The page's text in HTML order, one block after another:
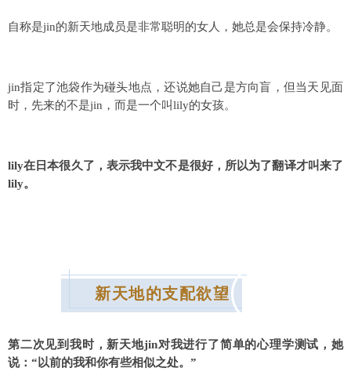
自称是jin的新天地成员是非常聪明的女人，她总是会保持冷静。
jin指定了池袋作为碰头地点，还说她自己是方向盲，但当天见面
时，先来的不是jin，而是一个叫lily的女孩。
lily在日本很久了，表示我中文不是很好，所以为了翻译才叫来了
lily。
新天地的支配欲望
第二次见到我时，新天地jin对我进行了简单的心理学测试，她
说：“以前的我和你有些相似之处。”